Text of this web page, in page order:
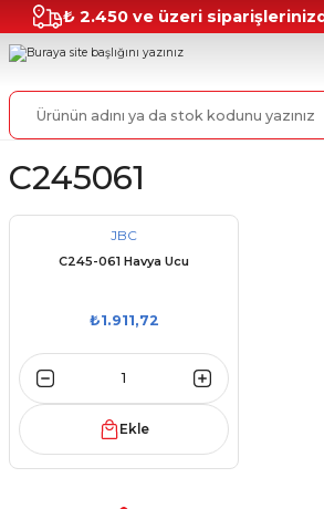
₺ 2.450 ve üzeri
C245061
JBC
C245-061 Havya Ucu
₺1.911,72
Ekle